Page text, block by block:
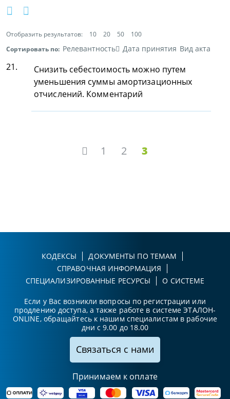
Отобразить результатов: 10 20 50
100
Сортировать по: Релевантность Дата принятия Вид акта
21.
Снизить себестоимость можно путем
уменьшения суммы амортизационных
отчислений. Комментарий
1 2 3
КОДЕКСЫ
ДОКУМЕНТЫ ПО ТЕМАМ
СПРАВОЧНАЯ ИНФОРМАЦИЯ
СПЕЦИАЛИЗИРОВАННЫЕ РЕСУРСЫ
О СИСТЕМЕ
Если у Вас возникли вопросы по регистрации или
продлению доступа, а также работе в системе ЭТАЛОН-
ONLINE, обращайтесь к нашим специалистам в рабочие
дни с 9.00 до 18.00
Связаться с нами
Принимаем к оплате